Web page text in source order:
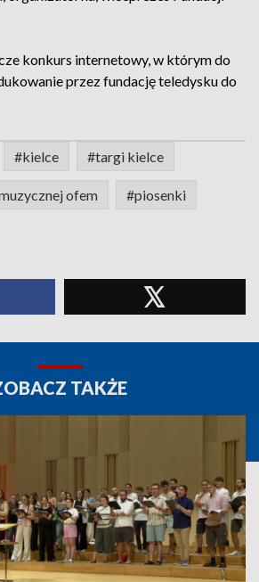
konkurs internetowy, w którym do
przez fundację teledysku do
#kielce #targi kielce
ofem #piosenki
TAKŻE